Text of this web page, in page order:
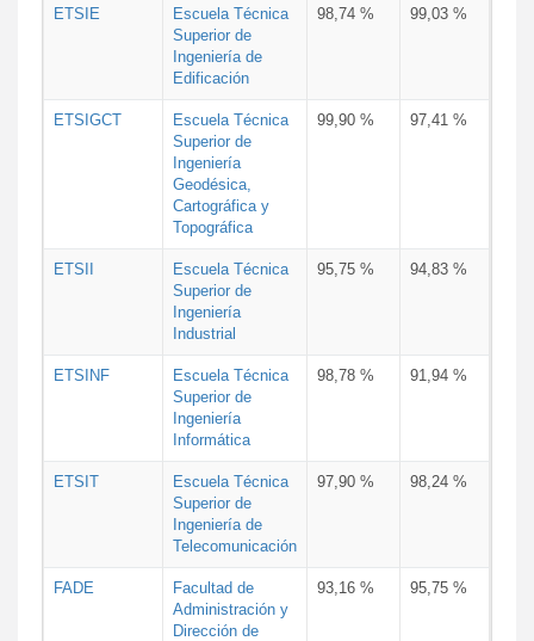
ETSIE
Escuela Técnica
Superior de
Ingeniería de
Edificación
98,74 % 99,03 %
ETSIGCT
Escuela Técnica
Superior de
Ingeniería
Geodésica,
Cartográfica y
Topográfica
99,90 % 97,41 %
ETSII
Escuela Técnica
Superior de
Ingeniería
Industrial
95,75 % 94,83 %
ETSINF
Escuela Técnica
Superior de
Ingeniería
Informática
98,78 % 91,94 %
ETSIT
Escuela Técnica
Superior de
Ingeniería de
Telecomunicación
97,90 % 98,24 %
FADE
Facultad de
Administración y
Dirección de
93,16 % 95,75 %